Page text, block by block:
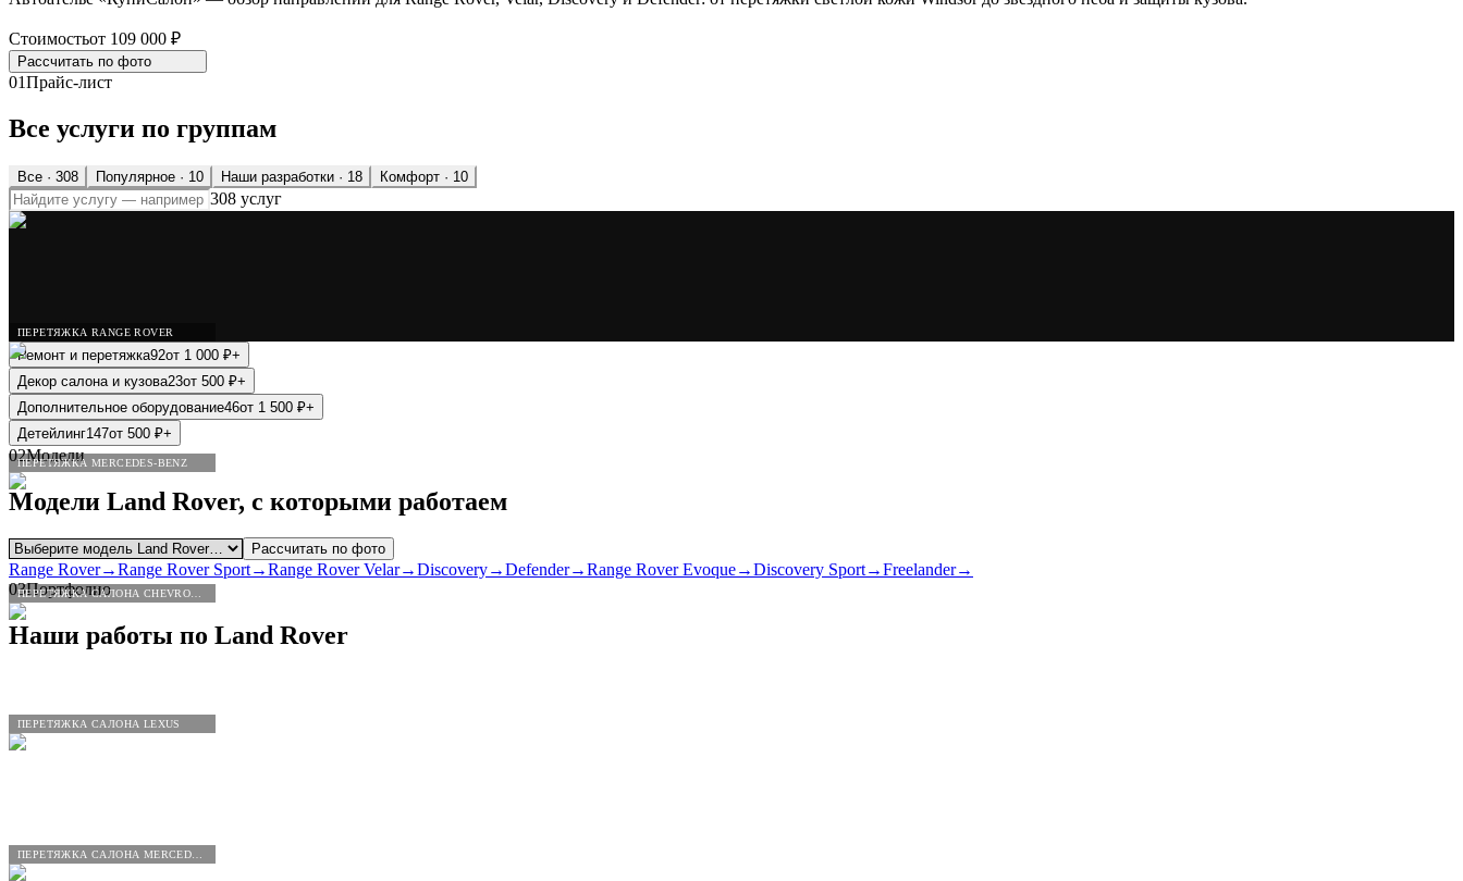
Стоимостьот 109 000 ₽
Рассчитать по фото
01Прайс-лист
Все услуги по группам
Все · 308 Популярное · 10 Наши разработки · 18 Комфорт · 10
308 услуг
ПЕРЕТЯЖКА RANGE ROVER
ПЕРЕТЯЖКА MERCEDES-BENZ
ПЕРЕТЯЖКА САЛОНА LEXUS
Ремонт и перетяжка92от 1 000 ₽+
Декор салона и кузова23от 500 ₽+
Дополнительное оборудование46от 1 500 ₽+
Детейлинг147от 500 ₽+
02Модели
Модели Land Rover, с которыми работаем
Рассчитать по фото
Range Rover→Range Rover Sport→Range Rover Velar→Discovery→Defender→Range Rover Evoque→Discovery Sport→Freelander→
03Портфолио
Наши работы по Land Rover